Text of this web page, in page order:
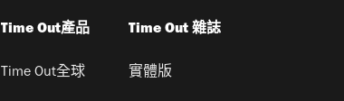
Time Out產品
Time Out全球
Time Out 雜誌
實體版